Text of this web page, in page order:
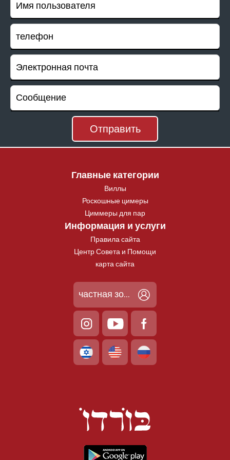
Главные категории
Виллы
Роскошные цимеры
Циммеры для пар
Информация и услуги
Правила сайта
Центр Совета и Помощи
карта сайта
частная зона